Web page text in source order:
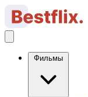
Фильмы